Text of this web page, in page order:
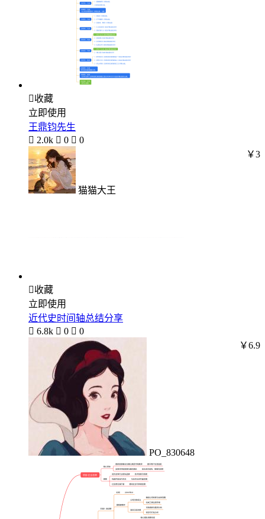
收藏
立即使用
王鼎钧先生
 2.0k  0  0
猫猫大王
￥3
收藏
立即使用
近代史时间轴总结分享
 6.8k  0  0
PO_830648
￥6.9